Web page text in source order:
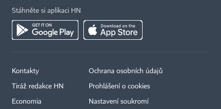
Stáhněte si aplikaci HN
Kontakty
Tiráž redakce HN
Economia
Ochrana osobních údajů
Prohlášení o cookies
Nastavení soukromí